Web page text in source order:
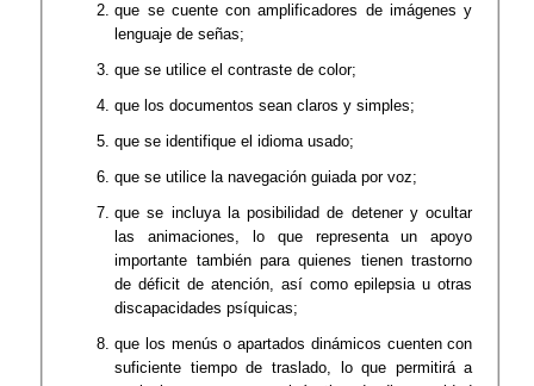
que se cuente con amplificadores de imágenes y
lenguaje de señas;
que se utilice el contraste de color;
que los documentos sean claros y simples;
​que se identifique el idioma usado;
que se utilice la navegación guiada por voz;
que se incluya la posibilidad de detener y ocultar
las animaciones, lo que representa un apoyo
importante también para quienes tienen trastorno
de déficit de atención, así como epilepsia u otras
discapacidades psíquicas;
​que los menús o apartados dinámicos cuenten con
suficiente tiempo de traslado, lo que permitirá a